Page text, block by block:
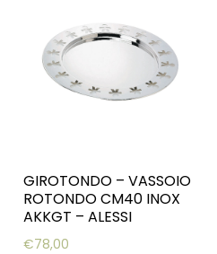
GIROTONDO – VASSOIO
ROTONDO CM40 INOX
AKKGT – ALESSI
€78,00